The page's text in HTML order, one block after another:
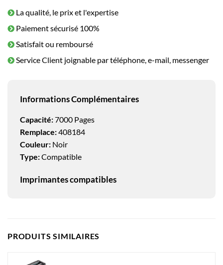
La qualité, le prix et l'expertise
Paiement sécurisé 100%
Satisfait ou remboursé
Service Client joignable par téléphone, e-mail, messenger
Informations Complémentaires
Capacité:7000 Pages
Remplace:408184
Couleur: Noir
Type:Compatible
Imprimantes compatibles
PRODUITS SIMILAIRES